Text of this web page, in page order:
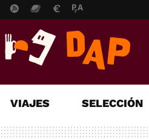
VIAJES SELECCIÓN